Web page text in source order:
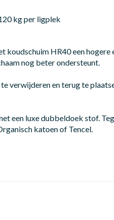
kg per ligplek
koudschuim HR40 een hogere
nog beter ondersteunt.
verwijderen en terug te
een luxe dubbeldoek stof.
katoen of Tencel.